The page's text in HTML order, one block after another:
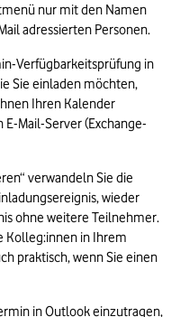
nur mit den Namen
adressierten Personen.
Verfügbarkeitsprüfung in
Sie einladen möchten,
Ihren Kalender
Mail-Server (Exchange-
verwandeln Sie die
wieder
ohne weitere Teilnehmer.
Kolleg:innen in Ihrem
in Outlook einzutragen,